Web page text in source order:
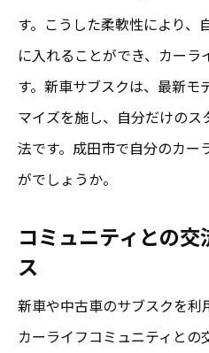
す。こうした柔軟性により、
に入れることができ、カーラ
す。新車サブスクは、最新モ
マイズを施し、自分だけの
法です。成田市で自分のカー
がでしょうか。
コミュニティとの
ス
新車や中古車のサブスクを利
カーライフコミュニティとの